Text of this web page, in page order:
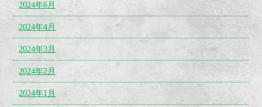
2024年6月
2024年4月
2024年3月
2024年2月
2024年1月